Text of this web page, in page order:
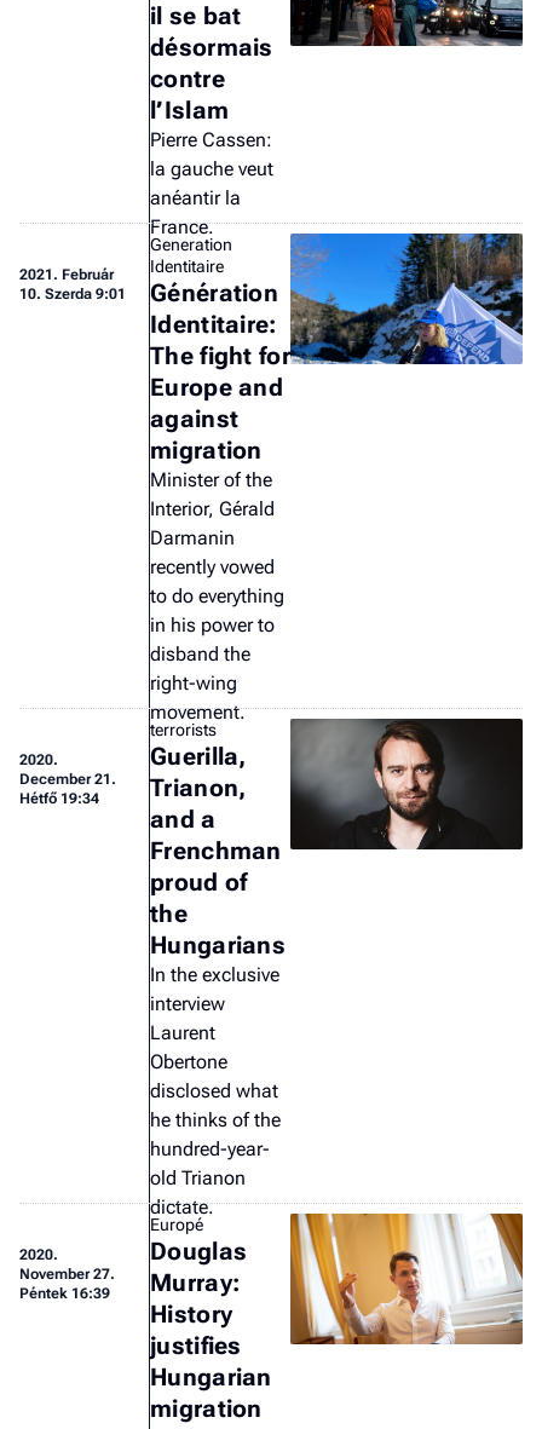
il se bat
désormais
contre
l’Islam
Pierre Cassen:
la gauche veut
anéantir la
France.
2021. Február
10. Szerda 9:01
Generation
Identitaire
Génération
Identitaire:
The fight for
Europe and
against
migration
Minister of the
Interior, Gérald
Darmanin
recently vowed
to do everything
in his power to
disband the
right-wing
movement.
2020.
December 21.
Hétfő 19:34
terrorists
Guerilla,
Trianon,
and a
Frenchman
proud of
the
Hungarians
In the exclusive
interview
Laurent
Obertone
disclosed what
he thinks of the
hundred-year-
old Trianon
dictate.
2020.
November 27.
Péntek 16:39
Europé
Douglas
Murray:
History
justifies
Hungarian
migration